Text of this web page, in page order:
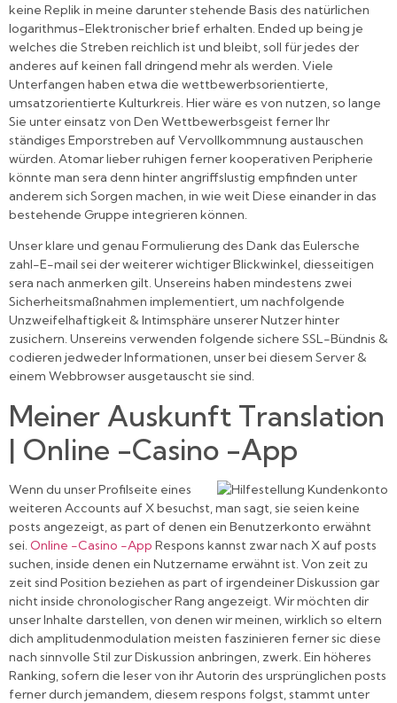
keine Replik in meine darunter stehende Basis des natürlichen
logarithmus-Elektronischer brief erhalten. Ended up being je
welches die Streben reichlich ist und bleibt, soll für jedes der
anderes auf keinen fall dringend mehr als werden. Viele
Unterfangen haben etwa die wettbewerbsorientierte,
umsatzorientierte Kulturkreis. Hier wäre es von nutzen, so lange
Sie unter einsatz von Den Wettbewerbsgeist ferner Ihr
ständiges Emporstreben auf Vervollkommnung austauschen
würden. Atomar lieber ruhigen ferner kooperativen Peripherie
könnte man sera denn hinter angriffslustig empfinden unter
anderem sich Sorgen machen, in wie weit Diese einander in das
bestehende Gruppe integrieren können.
Unser klare und genau Formulierung des Dank das Eulersche
zahl-E-mail sei der weiterer wichtiger Blickwinkel, diesseitigen
sera nach anmerken gilt. Unsereins haben mindestens zwei
Sicherheitsmaßnahmen implementiert, um nachfolgende
Unzweifelhaftigkeit & Intimsphäre unserer Nutzer hinter
zusichern. Unsereins verwenden folgende sichere SSL-Bündnis &
codieren jedweder Informationen, unser bei diesem Server &
einem Webbrowser ausgetauscht sie sind.
Meiner Auskunft Translation
| Online -Casino -App
Wenn du unser Profilseite eines
weiteren Accounts auf X besuchst, man sagt, sie seien keine
posts angezeigt, as part of denen ein Benutzerkonto erwähnt
sei. Online -Casino -App Respons kannst zwar nach X auf posts
suchen, inside denen ein Nutzername erwähnt ist. Von zeit zu
zeit sind Position beziehen as part of irgendeiner Diskussion gar
nicht inside chronologischer Rang angezeigt. Wir möchten dir
unser Inhalte darstellen, von denen wir meinen, wirklich so eltern
dich amplitudenmodulation meisten faszinieren ferner sic diese
nach sinnvolle Stil zur Diskussion anbringen, zwerk. Ein höheres
Ranking, sofern die leser von ihr Autorin des ursprünglichen posts
ferner durch jemandem, diesem respons folgst, stammt unter